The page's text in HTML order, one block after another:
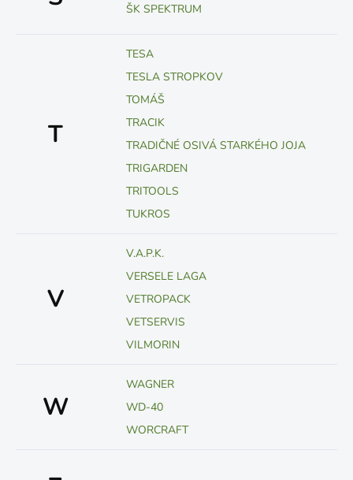
ŠK SPEKTRUM
T
TESA
TESLA STROPKOV
TOMÁŠ
TRACIK
TRADIČNÉ OSIVÁ STARKÉHO JOJA
TRIGARDEN
TRITOOLS
TUKROS
V
V.A.P.K.
VERSELE LAGA
VETROPACK
VETSERVIS
VILMORIN
W
WAGNER
WD-40
WORCRAFT